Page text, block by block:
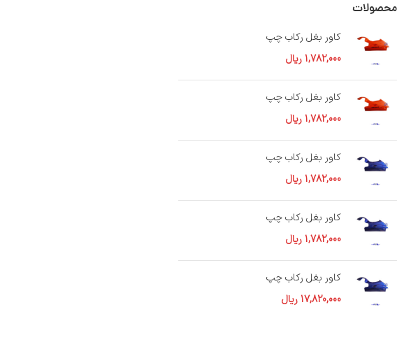
محصولات
کاور بغل رکاب چپ
1,782,000ریال
کاور بغل رکاب چپ
1,782,000ریال
کاور بغل رکاب چپ
1,782,000ریال
کاور بغل رکاب چپ
1,782,000ریال
کاور بغل رکاب چپ
17,820,000ریال